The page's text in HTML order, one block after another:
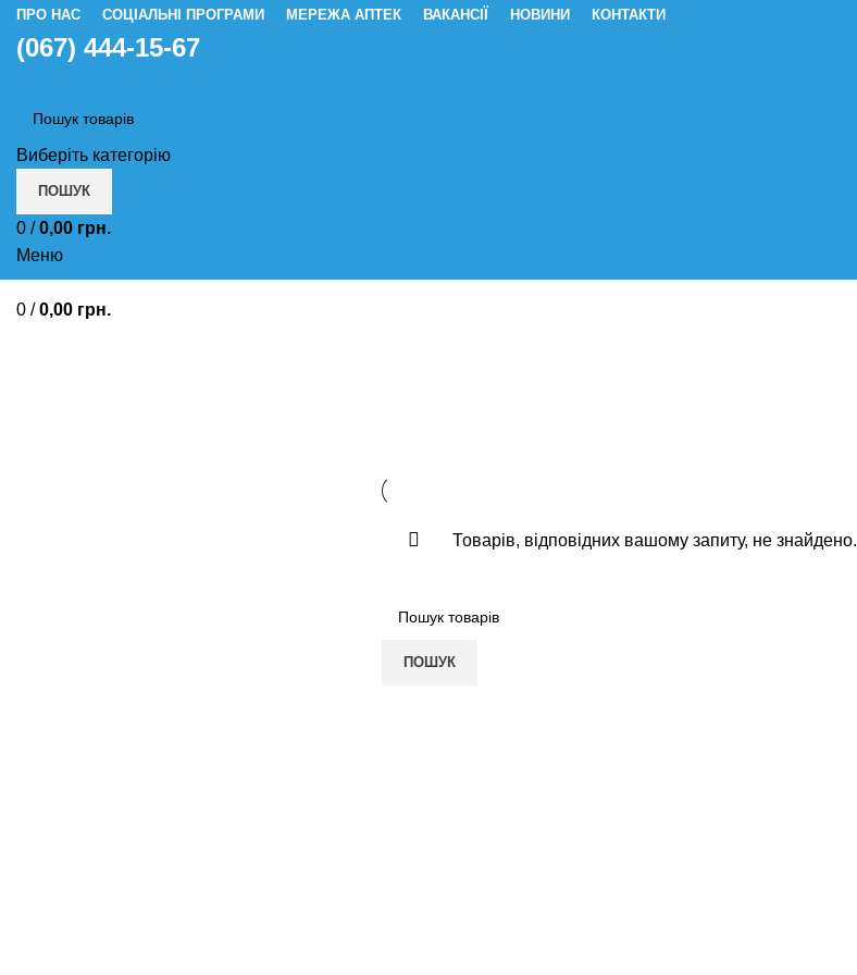
ПРО НАС СОЦІАЛЬНІ ПРОГРАМИ МЕРЕЖА АПТЕК ВАКАНСІЇ НОВИНИ КОНТАКТИ
(067) 444-15-67
Виберіть категорію
ПОШУК
0 / 0,00 грн.
Меню
0 / 0,00 грн.
Товарів, відповідних вашому запиту, не знайдено.
ПОШУК